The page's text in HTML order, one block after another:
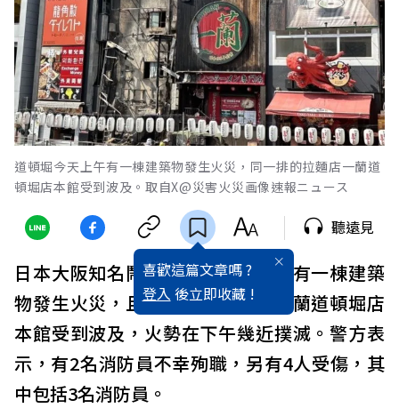
道頓堀今天上午有一棟建築物發生火災，同一排的拉麵店一蘭道
頓堀店本館受到波及。取自X@災害火災画像速報ニュース
喜歡這篇文章嗎 ?
登入 後立即收藏 !
聽遠見
日本大阪知名鬧區道頓堀今天上午有一棟建築
物發生火災，且同一排的拉麵店一蘭道頓堀店
本館受到波及，火勢在下午幾近撲滅。警方表
示，有2名消防員不幸殉職，另有4人受傷，其
中包括3名消防員。